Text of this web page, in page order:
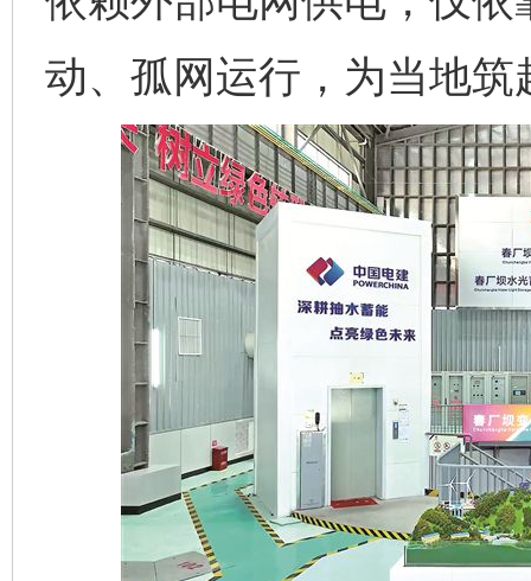
动、孤网运行，为当地